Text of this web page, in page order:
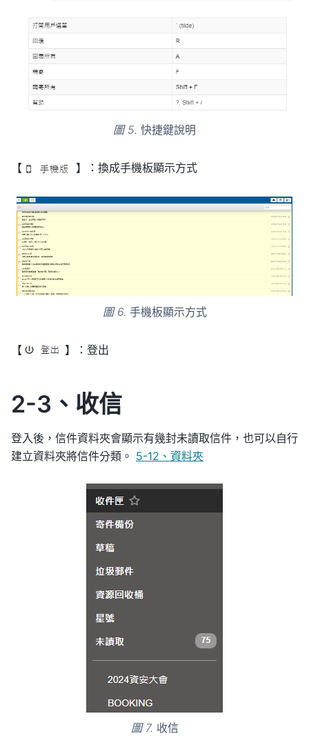
圖 5. 快捷鍵說明
【 】：換成手機板顯示方式
圖 6. 手機板顯示方式
【 】：登出
2-3、收信
登入後，信件資料夾會顯示有幾封未讀取信件，也可以自行
建立資料夾將信件分類。 5-12、資料夾
圖 7. 收信